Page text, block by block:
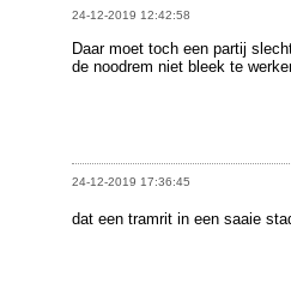
24-12-2019 12:42:58
Daar moet toch een partij
de noodrem niet bleek te
24-12-2019 17:36:45
dat een tramrit in een saaie